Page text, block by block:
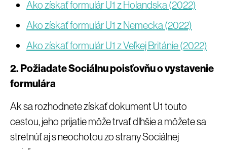
Ako získať formulár U1 z Holandska (2022)
Ako získať formulár U1 z Nemecka (2022)
Ako získať formulár U1 z Veľkej Británie (2022)
2. Požiadate Sociálnu poisťovňu o vystavenie
formulára
Ak sa rozhodnete získať dokument U1 touto
cestou, jeho prijatie môže trvať dlhšie a môžete sa
stretnúť aj s neochotou zo strany Sociálnej